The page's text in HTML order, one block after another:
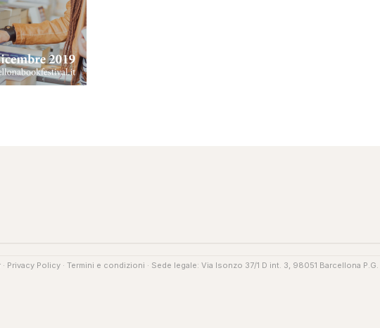
Privacy Policy· Termini e condizioni · Sede legale: Via Isonzo 37/1 D int. 3, 98051 Barcellona